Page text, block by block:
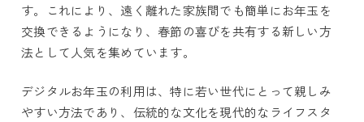
す。これにより、遠く離れた家族間でも簡単にお年玉を
交換できるようになり、春節の喜びを共有する新しい方
法として人気を集めています。
デジタルお年玉の利用は、特に若い世代にとって親しみ
やすい方法であり、伝統的な文化を現代的なライフスタ